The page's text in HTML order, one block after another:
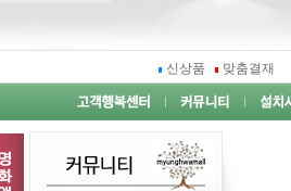
신상품 맞춤결재